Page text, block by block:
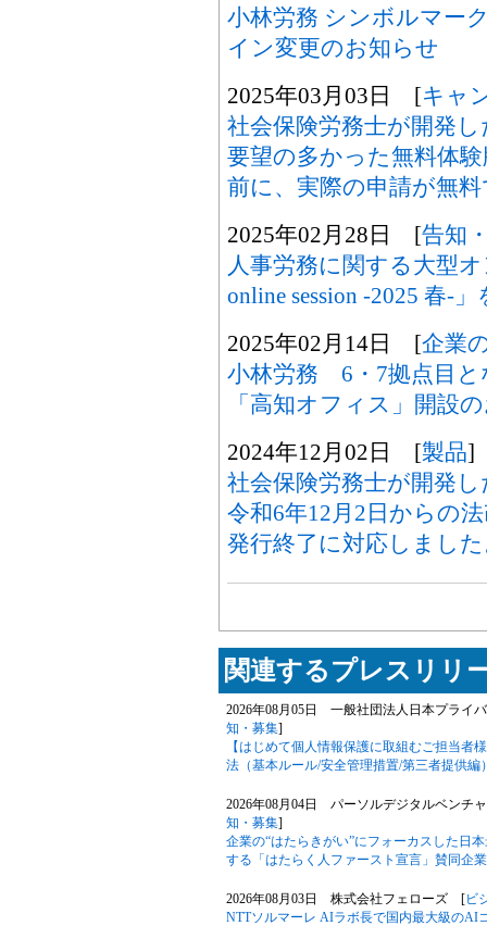
小林労務 シンボルマー
イン変更のお知らせ
2025年03月03日 [キャ
社会保険労務士が開発し
要望の多かった無料体
前に、実際の申請が無
2025年02月28日 [告知
人事労務に関する大型
online session -2025 春-
2025年02月14日 [企業
小林労務 6・7拠点目と
「高知オフィス」開設
2024年12月02日 [製品]
社会保険労務士が開発し
令和6年12月2日からの
発行終了に対応しまし
関連するプレスリリ
2026年08月05日 一般社団法人日本プライ
知・募集]
【はじめて個人情報保護に取組むご担当者
法（基本ルール/安全管理措置/第三者提供
2026年08月04日 パーソルデジタルベンチ
知・募集]
企業の“はたらきがい”にフォーカスした日
する「はたらく人ファースト宣言」賛同企
2026年08月03日 株式会社フェローズ [ビ
NTTソルマーレ AIラボ長で国内最大級のAI